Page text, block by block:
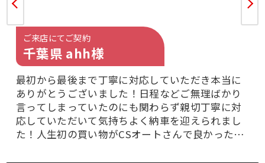
ご来店にてご契約
千葉県 ahh様
最初から最後まで丁寧に対応していただき本当に
ありがとうございました！日程などご無理ばかり
言ってしまっていたのにも関わらず親切丁寧に対
応していただいて気持ちよく納車を迎えられまし
た！人生初の買い物がCSオートさんで良かったと